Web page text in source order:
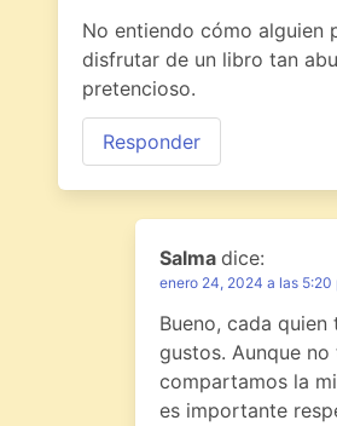
No entiendo cómo alguien
disfrutar de un libro tan
pretencioso.
Responder
Salma dice:
enero 24, 2024 a las 5:20
Bueno, cada quien
gustos. Aunque
compartamos la
es importante